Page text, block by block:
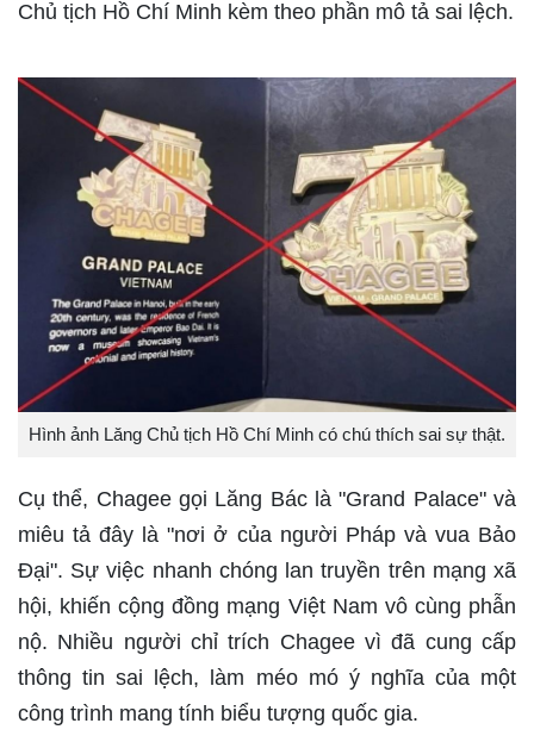
Chủ tịch Hồ Chí Minh kèm theo phần mô tả sai lệch.
Hình ảnh Lăng Chủ tịch Hồ Chí Minh có chú thích sai sự thật.
Cụ thể, Chagee gọi Lăng Bác là "Grand Palace" và
miêu tả đây là "nơi ở của người Pháp và vua Bảo
Đại". Sự việc nhanh chóng lan truyền trên mạng xã
hội, khiến cộng đồng mạng Việt Nam vô cùng phẫn
nộ. Nhiều người chỉ trích Chagee vì đã cung cấp
thông tin sai lệch, làm méo mó ý nghĩa của một
công trình mang tính biểu tượng quốc gia.